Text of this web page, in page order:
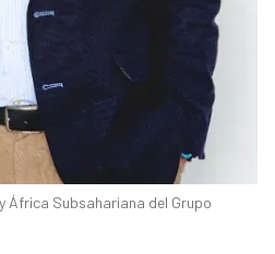
África Subsahariana del Grupo